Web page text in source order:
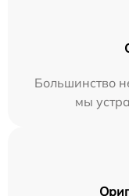
Большинство
мы